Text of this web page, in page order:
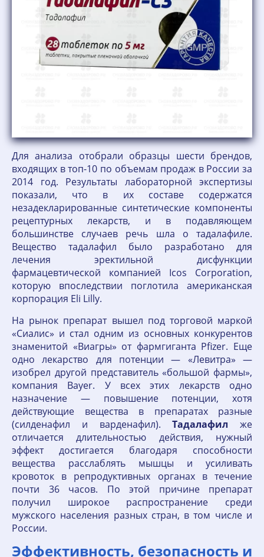
Для анализа отобрали образцы шести брендов,
входящих в топ-10 по объемам продаж в России за
2014 год. Результаты лабораторной экспертизы
показали, что в их составе содержатся
незадекларированные синтетические компоненты
рецептурных лекарств, и в подавляющем
большинстве случаев речь шла о тадалафиле.
Вещество тадалафил было разработано для
лечения эректильной дисфункции
фармацевтической компанией Icos Corporation,
которую впоследствии поглотила американская
корпорация Eli Lilly.
На рынок препарат вышел под торговой маркой
«Сиалис» и стал одним из основных конкурентов
знаменитой «Виагры» от фармгиганта Pfizer. Еще
одно лекарство для потенции — «Левитра» —
изобрел другой представитель «большой фармы»,
компания Bayer. У всех этих лекарств одно
назначение — повышение потенции, хотя
действующие вещества в препаратах разные
(силденафил и варденафил).Тадалафил же
отличается длительностью действия, нужный
эффект достигается благодаря способности
вещества расслаблять мышцы и усиливать
кровоток в репродуктивных органах в течение
почти 36 часов. По этой причине препарат
получил широкое распространение среди
мужского населения разных стран, в том числе и
России.
Эффективность, безопасность и